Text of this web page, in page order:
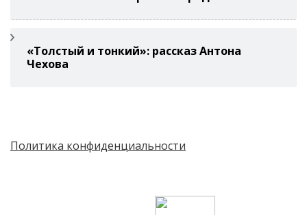
«Толстый и тонкий»: рассказ Антона
Чехова
Политика конфиденциальности